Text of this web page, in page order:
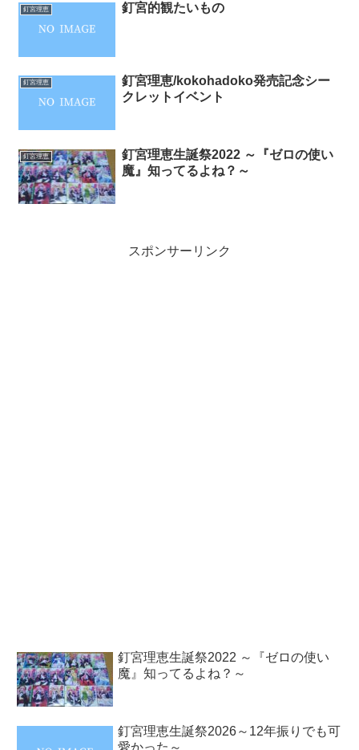
釘宮理恵 釘宮的観たいもの
釘宮理恵
釘宮理恵/kokohadoko発売記念シー
クレットイベント
釘宮理恵
釘宮理恵生誕祭2022 ～『ゼロの使い
魔』知ってるよね？～
スポンサーリンク
釘宮理恵生誕祭2022 ～『ゼロの使い
魔』知ってるよね？～
釘宮理恵生誕祭2026～12年振りでも可
愛かった～